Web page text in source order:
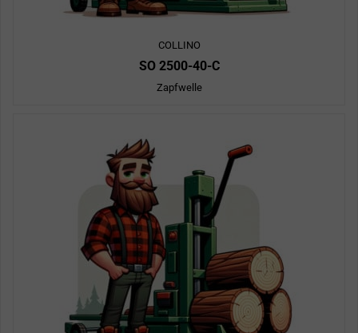
COLLINO
SO 2500-40-C
Zapfwelle